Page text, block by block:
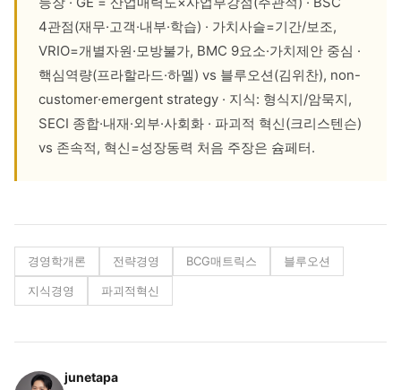
4관점(재무·고객·내부·학습) · 가치사슬=기간/보조,
VRIO=개별자원·모방불가, BMC 9요소·가치제안 중심 ·
핵심역량(프라할라드·하멜) vs 블루오션(김위찬), non-
customer·emergent strategy · 지식: 형식지/암묵지,
SECI 종합·내재·외부·사회화 · 파괴적 혁신(크리스텐슨)
vs 존속적, 혁신=성장동력 처음 주장은 슘페터.
경영학개론 전략경영 BCG매트릭스 블루오션
지식경영 파괴적혁신
junetapa